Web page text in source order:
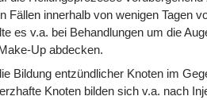
innerhalb von wenigen Tagen
es v.a. bei Behandlungen um die
Up abdecken.
Bildung entzündlicher Knoten im
Knoten bilden sich v.a. nach